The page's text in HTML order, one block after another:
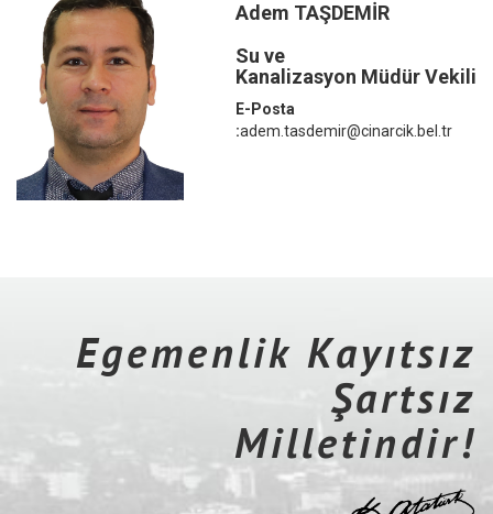
Adem TAŞDEMİR
Su ve
Kanalizasyon Müdür Vekili
E-Posta
:adem.tasdemir@cinarcik.bel.tr
Egemenlik Kayıtsız
Şartsız
Milletindir!